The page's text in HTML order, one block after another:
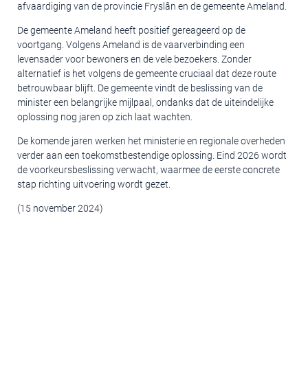
afvaardiging van de provincie Fryslân en de gemeente Ameland.
De gemeente Ameland heeft positief gereageerd op de
voortgang. Volgens Ameland is de vaarverbinding een
levensader voor bewoners en de vele bezoekers. Zonder
alternatief is het volgens de gemeente cruciaal dat deze route
betrouwbaar blijft. De gemeente vindt de beslissing van de
minister een belangrijke mijlpaal, ondanks dat de uiteindelijke
oplossing nog jaren op zich laat wachten.
De komende jaren werken het ministerie en regionale overheden
verder aan een toekomstbestendige oplossing. Eind 2026 wordt
de voorkeursbeslissing verwacht, waarmee de eerste concrete
stap richting uitvoering wordt gezet.
(15 november 2024)